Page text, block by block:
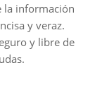
la información
y veraz.
y libre de